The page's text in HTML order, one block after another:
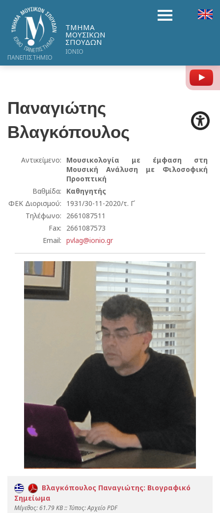
ΤΜΗΜΑ
ΜΟΥΣΙΚΩΝ
ΣΠΟΥΔΩΝ
ΙΟΝΙΟ
ΠΑΝΕΠΙΣΤΗΜΙΟ
Παναγιώτης
Βλαγκόπουλος
Αντικείμενο:
Μουσικολογία με έμφαση στη
Μουσική Ανάλυση με Φιλοσοφική
Προοπτική
Βαθμίδα:
Καθηγητής
ΦΕΚ Διορισμού:
1931/30-11-2020/τ. Γ΄
Τηλέφωνο:
2661087511
Fax:
2661087573
Email: pvlag@ionio.gr
Βλαγκόπουλος Παναγιώτης: Βιογραφικό
Σημείωμα
Mέγεθος: 61.79 KB :: Τύπος: Αρχείο PDF